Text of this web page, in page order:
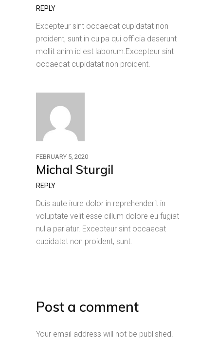
REPLY
Excepteur sint occaecat cupidatat non
proident, sunt in culpa qui officia deserunt
mollit anim id est laborum.Excepteur sint
occaecat cupidatat non proident.
FEBRUARY 5, 2020
Michal Sturgil
REPLY
Duis aute irure dolor in reprehenderit in
voluptate velit esse cillum dolore eu fugiat
nulla pariatur. Excepteur sint occaecat
cupidatat non proident, sunt.
Post a comment
Your email address will not be published.